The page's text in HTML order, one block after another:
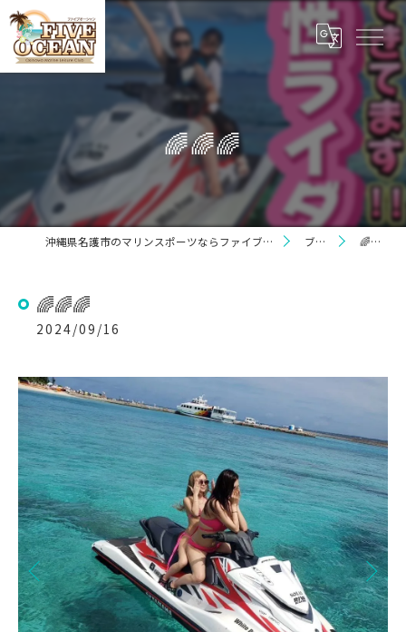
🌈🌈🌈
沖縄県名護市のマリンスポーツならファイブオーシャン ブログ 🌈🌈🌈
🌈🌈🌈
2024/09/16